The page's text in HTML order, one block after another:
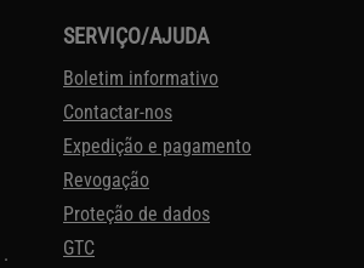
.
SERVIÇO/AJUDA
Boletim informativo
Contactar-nos
Expedição e pagamento
Revogação
Proteção de dados
GTC